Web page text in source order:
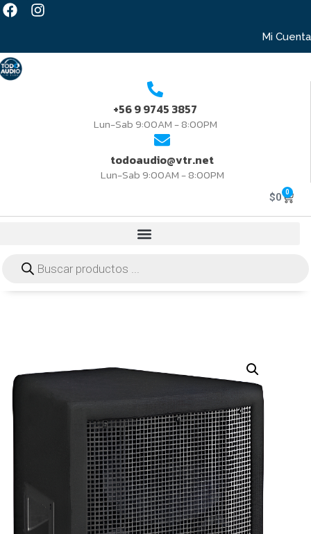
Mi Cuenta
+56 9 9745 3857
Lun-Sab 9:00AM - 8:00PM
todoaudio@vtr.net
Lun-Sab 9:00AM - 8:00PM
$0 0